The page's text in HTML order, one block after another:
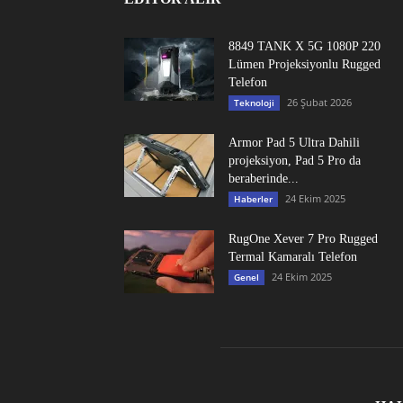
8849 TANK X 5G 1080P 220
Lümen Projeksiyonlu Rugged
Telefon
Teknoloji 26 Şubat 2026
Armor Pad 5 Ultra Dahili
projeksiyon, Pad 5 Pro da
beraberinde...
Haberler 24 Ekim 2025
RugOne Xever 7 Pro Rugged
Termal Kamaralı Telefon
Genel 24 Ekim 2025